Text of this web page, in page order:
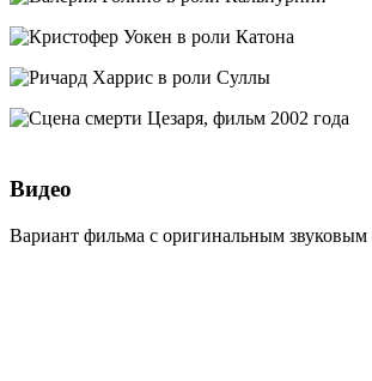
Видео
Вариант фильма с оригинальным